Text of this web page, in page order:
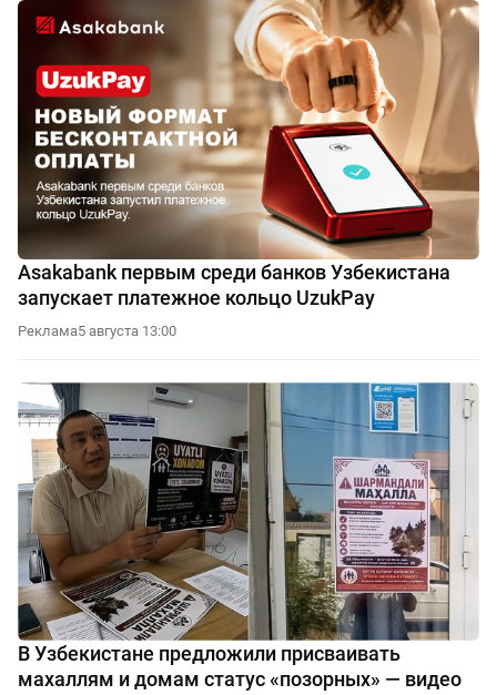
Asakabank первым среди банков Узбекистана
запускает платежное кольцо UzukPay
Реклама5 августа 13:00
В Узбекистане предложили присваивать
махаллям и домам статус «позорных» — видео